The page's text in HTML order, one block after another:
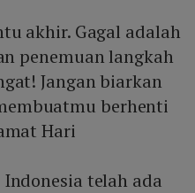
akhir. Gagal adalah
penemuan langkah
Jangan biarkan
berhenti
Hari
Indonesia telah ada